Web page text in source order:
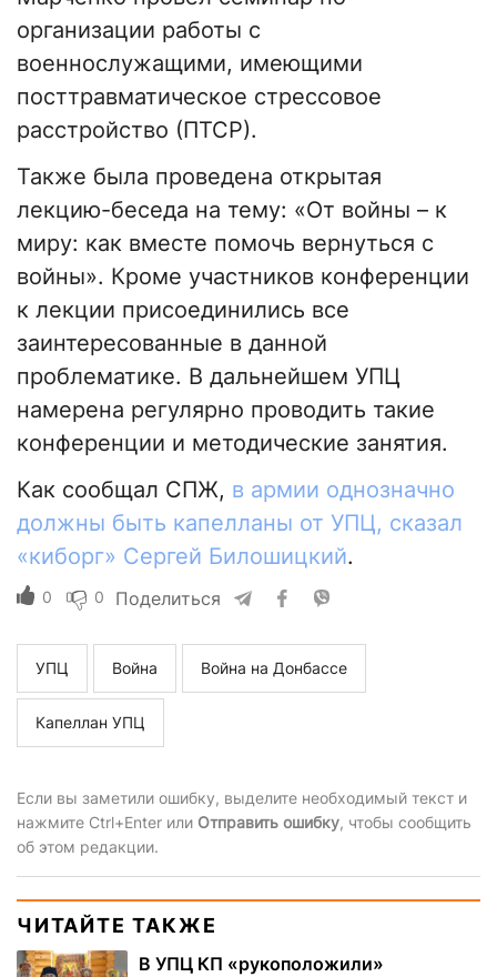
организации работы с
военнослужащими, имеющими
посттравматическое стрессовое
расстройство (ПТСР).
Также была проведена открытая
лекцию-беседа на тему: «От войны – к
миру: как вместе помочь вернуться с
войны». Кроме участников конференции
к лекции присоединились все
заинтересованные в данной
проблематике. В дальнейшем УПЦ
намерена регулярно проводить такие
конференции и методические занятия.
Как сообщал СПЖ, в армии однозначно
должны быть капелланы от УПЦ, сказал
«киборг» Сергей Билошицкий.
0 0 Поделиться
УПЦ Война Война на Донбассе
Капеллан УПЦ
Если вы заметили ошибку, выделите необходимый текст и
нажмите Ctrl+Enter или Отправить ошибку, чтобы сообщить
об этом редакции.
ЧИТАЙТЕ ТАКЖЕ
В УПЦ КП «рукоположили»